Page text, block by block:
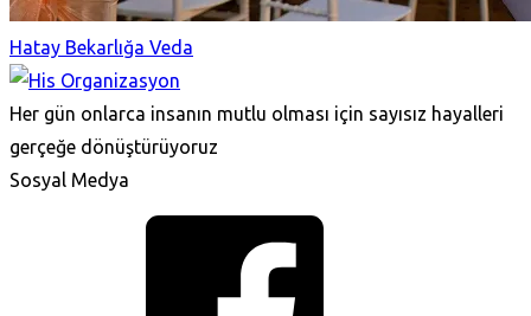
Hatay Bekarlığa Veda
Her gün onlarca insanın mutlu olması için sayısız hayalleri
gerçeğe dönüştürüyoruz
Sosyal Medya